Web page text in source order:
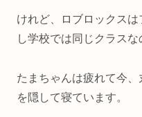
けれど、ロブロックス
し学校では同じクラスな
たまちゃんは疲れて今
を隠して寝ています。